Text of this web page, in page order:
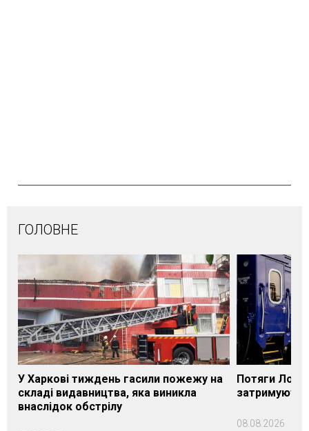
ГОЛОВНЕ
У Харкові тиждень гасили пожежу на
складі видавництва, яка виникла
внаслідок обстрілу
Потяги
08.08.2026